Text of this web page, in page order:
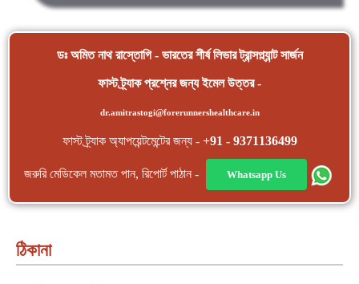
ডঃ অমিত নাথ রাস্তোগি - ভারতের শীর্ষ লিভার ট্রান্সপ্ল্যান্ট সার্জন
ফাস্ট ট্র্যাক প্রশ্নের জন্য ইমেল উত্তর -
dr.amitrastogi@forerunnershealthcare.in
ফাস্ট ট্র্যাক অ্যাপয়েন্টমেন্টের জন্য - +91 - 9371136499
জরুরি মেডিকেল মতামত পান, রিপোর্ট পাঠান - Whatsapp Us
ঠিকানা